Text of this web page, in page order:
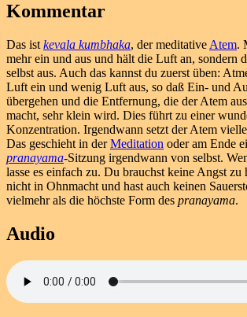
Kommentar
Das ist kevala kumbhaka, der meditative Atem.
mehr ein und aus und hält die Luft an, sondern
selbst aus. Auch das kannst du zuerst üben:
Luft ein und wenig Luft aus, so daß Ein- und
übergehen und die Entfernung, die der Atem
macht, sehr klein wird. Dies führt zu einer
Konzentration. Irgendwann setzt der Atem
Das geschieht in derMeditation oder am Ende
pranayama-Sitzung irgendwann von selbst.
lasse es einfach zu. Du brauchst keine Angst zu
nicht in Ohnmacht und hast auch keinen
vielmehr als die höchste Form des pranayama.
Audio